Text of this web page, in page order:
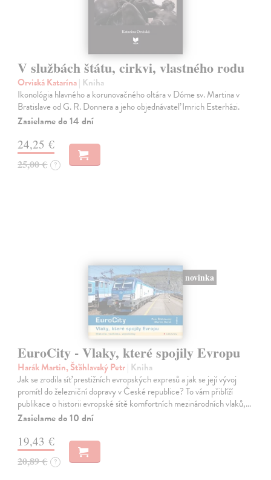
V službách štátu, cirkvi, vlastného rodu
Orviská Katarína| Kniha
Ikonológia hlavného a korunovačného oltára v Dóme sv. Martina v
Bratislave od G. R. Donnera a jeho objednávateľ Imrich Esterházi.
Zasielame do 14 dní
24,25 €
25,00 € ?
novinka
EuroCity - Vlaky, které spojily Evropu
Harák Martin, Šťáhlavský Petr| Kniha
Jak se zrodila síť prestižních evropských expresů a jak se její vývoj
promítl do železniční dopravy v České republice? To vám přiblíží
publikace o historii evropské sítě komfortních mezinárodních vlaků,…
Zasielame do 10 dní
19,43 €
20,89 € ?